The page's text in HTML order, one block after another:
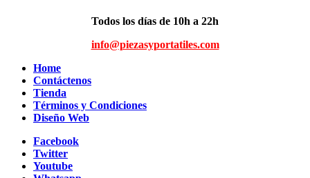
Todos los días de 10h a 22h
info@piezasyportatiles.com
Home
Contáctenos
Tienda
Términos y Condiciones
Diseño Web
Facebook
Twitter
Youtube